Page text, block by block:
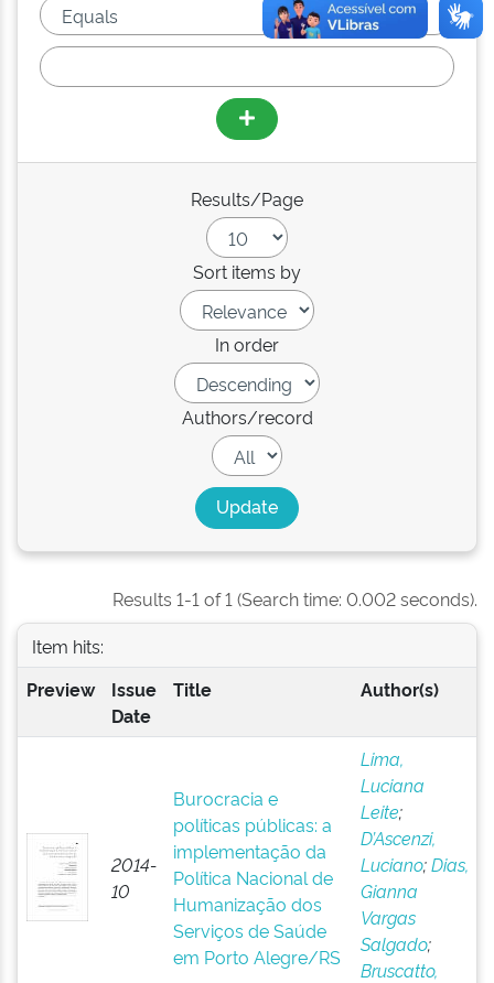
Results/Page
Sort items by
In order
Authors/record
Results 1-1 of 1 (Search time: 0.002 seconds).
Item hits:
Preview
Issue
Date
Title Author(s)
2014-
10
Burocracia e
políticas públicas: a
implementação da
Política Nacional de
Humanização dos
Serviços de Saúde
em Porto Alegre/RS
Lima,
Luciana
Leite;
D’Ascenzi,
Luciano;Dias,
Gianna
Vargas
Salgado;
Bruscatto,